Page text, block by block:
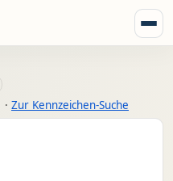
· Zur Kennzeichen-Suche